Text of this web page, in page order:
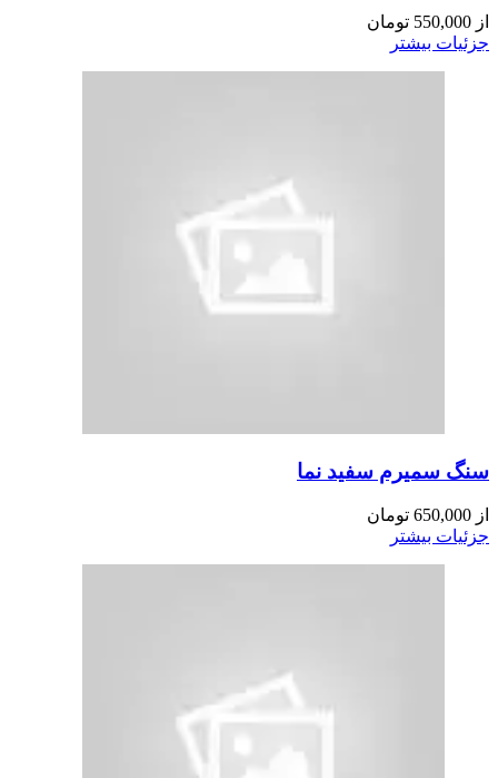
از 550,000 تومان
جزئیات بیشتر
سنگ سمیرم سفید نما
از 650,000 تومان
جزئیات بیشتر